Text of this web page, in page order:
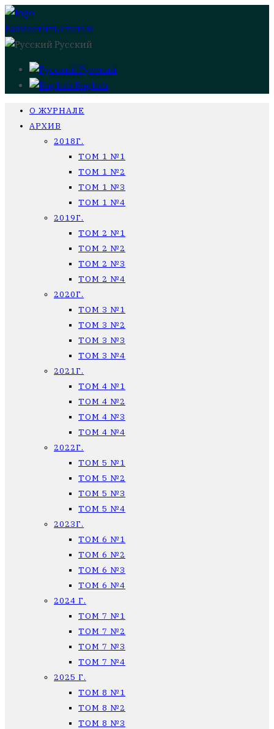
Разместить статью
Русский
Русский
English
О ЖУРНАЛЕ
АРХИВ
2018Г.
ТОМ 1 №1
ТОМ 1 №2
ТОМ 1 №3
ТОМ 1 №4
2019Г.
ТОМ 2 №1
ТОМ 2 №2
ТОМ 2 №3
ТОМ 2 №4
2020Г.
ТОМ 3 №1
ТОМ 3 №2
ТОМ 3 №3
ТОМ 3 №4
2021Г.
ТОМ 4 №1
ТОМ 4 №2
ТОМ 4 №3
ТОМ 4 №4
2022Г.
ТОМ 5 №1
ТОМ 5 №2
ТОМ 5 №3
ТОМ 5 №4
2023Г.
ТОМ 6 №1
ТОМ 6 №2
ТОМ 6 №3
ТОМ 6 №4
2024 Г.
ТОМ 7 №1
ТОМ 7 №2
ТОМ 7 №3
ТОМ 7 №4
2025 Г.
ТОМ 8 №1
ТОМ 8 №2
ТОМ 8 №3